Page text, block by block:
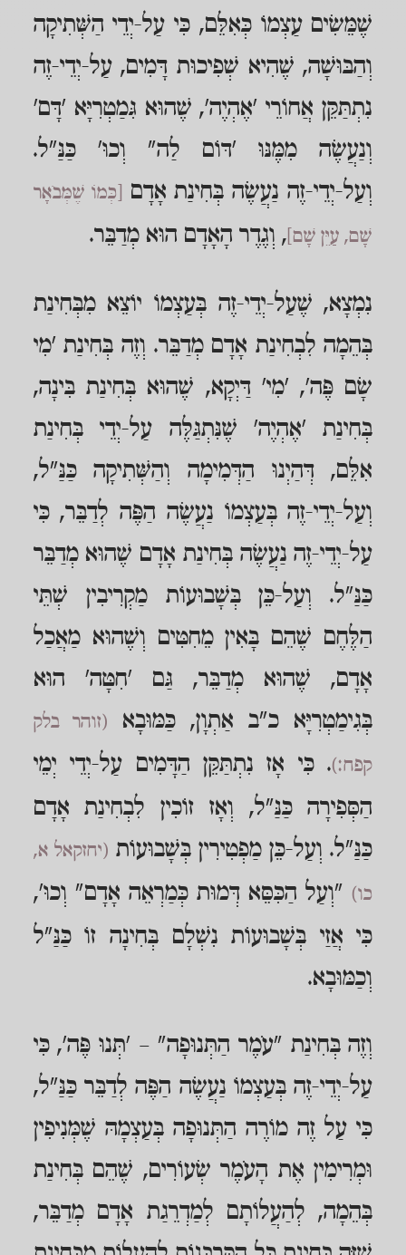
שֶׁמֵּשִׂים עַצְמוֹ כְּאִלֵּם, כִּי עַל-יְדֵי הַשְּׁתִיקָה
וְהַבּוּשָׁה, שֶׁהִיא שְׁפִיכוּת דָּמִים, עַל-יְדֵי-זֶה
נִתְתַּקֵּן אֲחוֹרֵי 'אֶהְיֶה', שֶׁהוּא גִּמַטְרִיָּא 'דָּם'
וְנַעֲשֶׂה מִמֶּנּוּ 'דּוֹם לַה" וְכוּ' כַּנַּ"ל.
וְעַל-יְדֵי-זֶה נַעֲשֶׂה בְּחִינַת אָדָם
[כְּמוֹ שֶׁמְּבֹאָר
שָׁם, עַיֵּן שָׁם] , וְגֶדֶר הָאָדָם הוּא מְדַבֵּר.
נִמְצָא, שֶׁעַל-יְדֵי-זֶה בְּעַצְמוֹ יוֹצֵא מִבְּחִינַת
בְּהֵמָה לִבְחִינַת אָדָם מְדַבֵּר. וְזֶה בְּחִינַת 'מִי
שָׂם פֶּה', 'מִי' דַּיְקָא, שֶׁהוּא בְּחִינַת בִּינָה,
בְּחִינַת 'אֶהְיֶה' שֶׁנִּתְגַּלֶּה עַל-יְדֵי בְּחִינַת
אִלֵּם, דְּהַיְנוּ הַדְּמִימָה וְהַשְּׁתִיקָה כַּנַּ"ל,
וְעַל-יְדֵי-זֶה בְּעַצְמוֹ נַעֲשֶׂה הַפֶּה לְדַבֵּר, כִּי
עַל-יְדֵי-זֶה נַעֲשֶׂה בְּחִינַת אָדָם שֶׁהוּא מְדַבֵּר
כַּנַּ"ל. וְעַל-כֵּן בְּשָׁבוּעוֹת מַקְרִיבִין שְׁתֵּי
הַלֶּחֶם שֶׁהֵם בָּאִין מֵחִטִּים וְשֶׁהוּא מַאֲכַל
אָדָם, שֶׁהוּא מְדַבֵּר, גַּם 'חִטָּה' הוּא
בְּגִימַטְרִיָּא כ"ב אַתְוָן, כַּמּוּבָא
(זוהר בלק
קפח:). כִּי אָז נִתְתַּקֵּן הַדָּמִים עַל-יְדֵי יְמֵי
הַסְּפִירָה כַּנַּ"ל, וְאָז זוֹכִין לִבְחִינַת אָדָם
כַּנַּ"ל. וְעַל-כֵּן מַפְטִירִין בְּשָׁבוּעוֹת (יחזקאל א,
כו) "וְעַל הַכִּסֵּא דְּמוּת כְּמַרְאֵה אָדָם" וְכוּ',
כִּי אֲזַי בְּשָׁבוּעוֹת נִשְׁלָם בְּחִינָה זוֹ כַּנַּ"ל
וְכַמּוּבָא.
וְזֶה בְּחִינַת "עֹמֶר הַתְּנוּפָה" – 'תְּנוּ פֶּה', כִּי
עַל-יְדֵי-זֶה בְּעַצְמוֹ נַעֲשֶׂה הַפֶּה לְדַבֵּר כַּנַּ"ל,
כִּי עַל זֶה מוֹרֶה הַתְּנוּפָה בְּעַצְמָהּ שֶׁמְּנִיפִין
וּמְרִימִין אֶת הָעֹמֶר שְׂעוֹרִים, שֶׁהֵם בְּחִינַת
בְּהֵמָה, לְהַעֲלוֹתָם לְמַדְרֵגַת אָדָם מְדַבֵּר,